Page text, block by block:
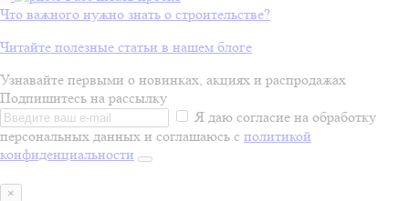
Что важного нужно знать о строительстве?
Читайте полезные статьи в нашем блоге
Узнавайте первыми о новинках, акциях и распродажах
Подпишитесь на рассылку
Я даю согласие на обработку
персональных данных и соглашаюсь с политикой
конфиденциальности
×